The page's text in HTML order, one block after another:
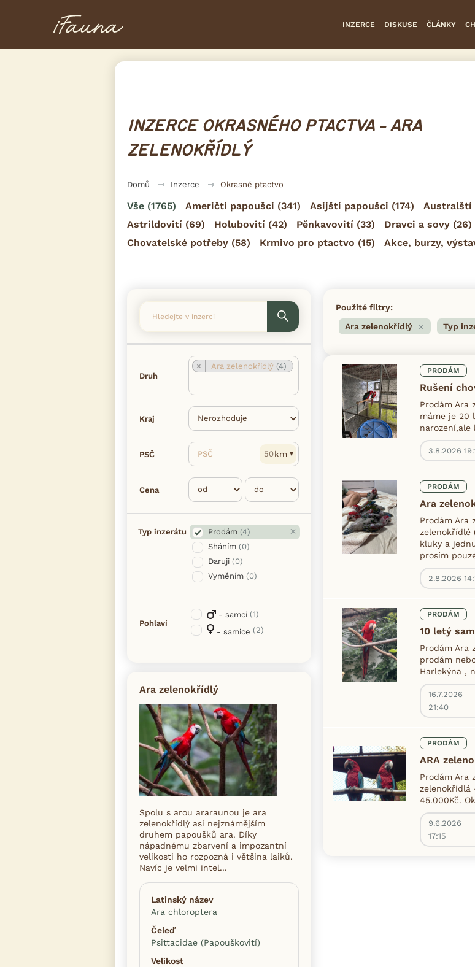
INZERCE DISKUSE ČLÁNKY
INZERCE OKRASNÉHO PTACTVA - ARA
ZELENOKŘÍDLÝ
Domů Inzerce Okrasné ptactvo
Vše (1765) Američtí papoušci (341) Asijští papoušci (174) Australští
Astrildovití (69) Holubovití (42) Pěnkavovití (33) Dravci a sovy (26)
Chovatelské potřeby (58) Krmivo pro ptactvo (15) Akce, burzy,
Druh
× Ara zelenokřídlý (4)
Kraj
PSČ PSČ km
Cena
Typ inzerátu Prodám (4)
Sháním (0)
Daruji (0)
Vyměním (0)
Pohlaví
- samci (1)
- samice (2)
Ara zelenokřídlý
Spolu s arou araraunou je ara
zelenokřídlý asi nejznámějším
druhem papoušků ara. Díky
nápadnému zbarvení a impozantní
velikosti ho rozpozná i většina laiků.
Navíc je velmi intel...
Latinský název
Ara chloroptera
Čeleď
Psittacidae (Papouškovití)
Velikost
Použité filtry:
Ara zelenokřídlý
Typ
PRODÁM
Rušení
Prodám Ara
máme je 20
narození,ale
3.8.2026
PRODÁM
Ara
Prodám Ara
zelenokřídlé
kluky a
prosím
2.8.2026
PRODÁM
10 letý
Prodám Ara
prodám
Harlekýna ,
16.7.2026
21:40
PRODÁM
ARA
Prodám Ara
zelenokřídlá
45.000Kč.
9.6.2026
17:15